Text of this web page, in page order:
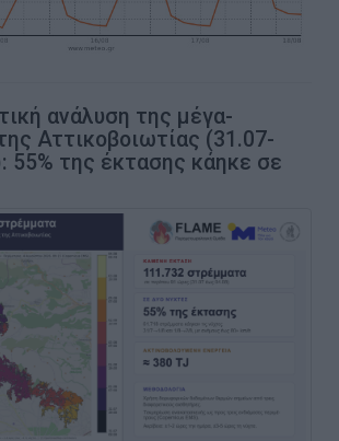
ανάλυση της μέγα-
Αττικοβοιωτίας (31.07-
55% της έκτασης κάηκε σε